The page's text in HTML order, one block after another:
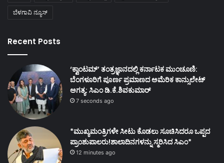
ಬೆಳಗಾವಿ ನ್ಯೂಸ್
Recent Posts
‘ಕ್ವಾಂಟಮ್’ ತಂತ್ರಜ್ಞಾನದಲ್ಲಿ ಕರ್ನಾಟಕ ಮುಂಚೂಣಿ:
ಬೆಂಗಳೂರಿಗೆ ಪೂರ್ಣ ಪ್ರಮಾಣದ ಅಮೆರಿಕ ಕಾನ್ಸುಲೇಟ್
ಅಗತ್ಯ: ಸಿಎಂ ಡಿ.ಕೆ.ಶಿವಕುಮಾರ್
7 seconds ago
*ಮುಖ್ಯಮಂತ್ರಿಗಳೇ ಸೀಟು ಕೊಡಲು ಸೂಚಿಸಿದರೂ ಒಪ್ಪದ
ಪ್ರಾಂಶುಪಾಲರು!ಶಾಲಾದಿನಗಳನ್ನು ಸ್ಮರಿಸಿದ ಸಿಎಂ*
12 minutes ago